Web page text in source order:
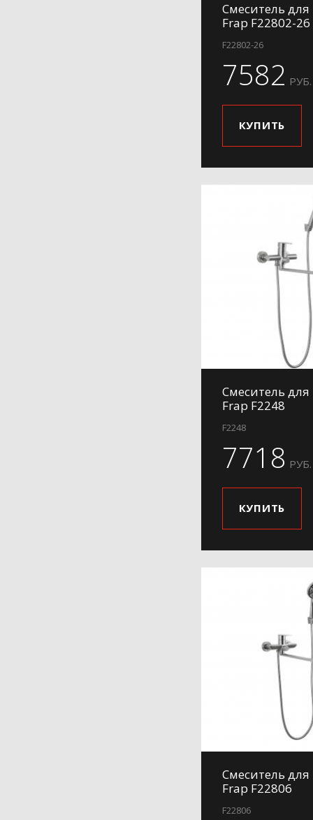
Смеситель
Frap F22802-26
F22802-26
7582 РУБ.
КУПИТЬ
Смеситель
Frap F2248
F2248
7718 РУБ.
КУПИТЬ
Смеситель
Frap F22806
F22806